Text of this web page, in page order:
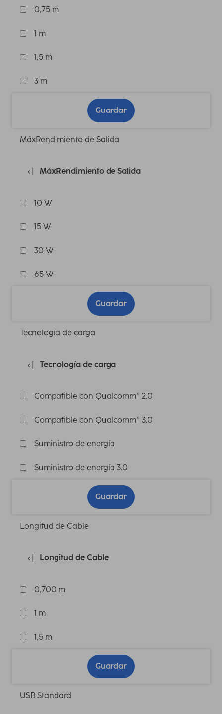
0,75 m
1 m
1,5 m
3 m
Guardar
MáxRendimiento de Salida
MáxRendimiento de Salida
10 W
15 W
30 W
65 W
Guardar
Tecnología de carga
Tecnología de carga
Compatible con Qualcomm® 2.0
Compatible con Qualcomm® 3.0
Suministro de energía
Suministro de energía 3.0
Guardar
Longitud de Cable
Longitud de Cable
0,700 m
1 m
1,5 m
Guardar
USB Standard